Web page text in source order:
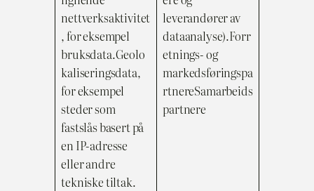
nettverksaktivitet
, for eksempel
bruksdata.Geolo
kaliseringsdata,
for eksempel
steder som
fastslås basert på
en IP-adresse
eller andre
tekniske tiltak.
leverandører av
dataanalyse).Forr
etnings- og
markedsføringspa
rtnereSamarbeids
partnere